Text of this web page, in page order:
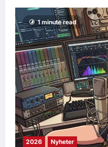
1 minute read
2026 Nyheter